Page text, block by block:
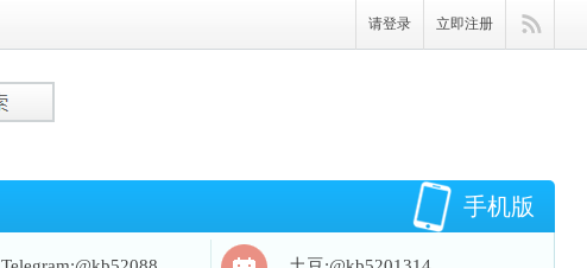
请登录 立即注册
手机版